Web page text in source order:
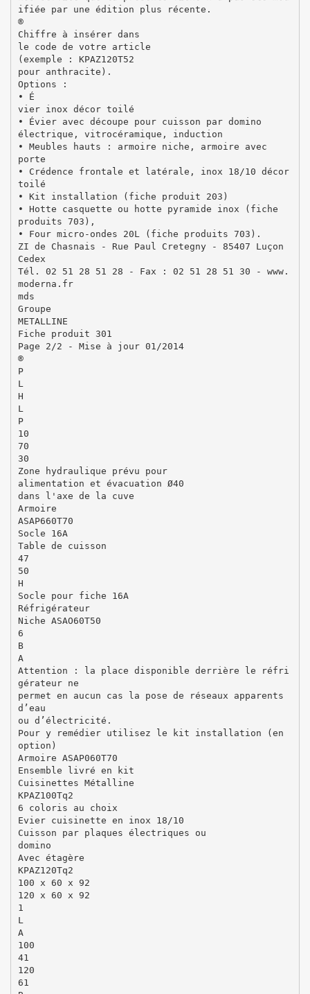
ifiée par une édition plus récente.
®
Chiffre à insérer dans
le code de votre article
(exemple : KPAZ120T52
pour anthracite).
Options :
• É
vier inox décor toilé
• Évier avec découpe pour cuisson par domino
électrique, vitrocéramique, induction
• Meubles hauts : armoire niche, armoire avec
porte
• Crédence frontale et latérale, inox 18/10 décor
toilé
• Kit installation (fiche produit 203)
• Hotte casquette ou hotte pyramide inox (fiche
produits 703),
• Four micro-ondes 20L (fiche produits 703).
ZI de Chasnais - Rue Paul Cretegny - 85407 Luçon
Cedex
Tél. 02 51 28 51 28 - Fax : 02 51 28 51 30 - www.
moderna.fr
mds
Groupe
METALLINE
Fiche produit 301
Page 2/2 - Mise à jour 01/2014
®
P
L
H
L
P
10
70
30
Zone hydraulique prévu pour
alimentation et évacuation Ø40
dans l'axe de la cuve
Armoire
ASAP660T70
Socle 16A
Table de cuisson
47
50
H
Socle pour fiche 16A
Réfrigérateur
Niche ASAO60T50
6
B
A
Attention : la place disponible derrière le réfri
gérateur ne
permet en aucun cas la pose de réseaux apparents
d’eau
ou d’électricité.
Pour y remédier utilisez le kit installation (en
option)
Armoire ASAP060T70
Ensemble livré en kit
Cuisinettes Métalline
KPAZ100Tq2
6 coloris au choix
Evier cuisinette en inox 18/10
Cuisson par plaques électriques ou
domino
Avec étagère
KPAZ120Tq2
100 x 60 x 92
120 x 60 x 92
1
L
A
100
41
120
61